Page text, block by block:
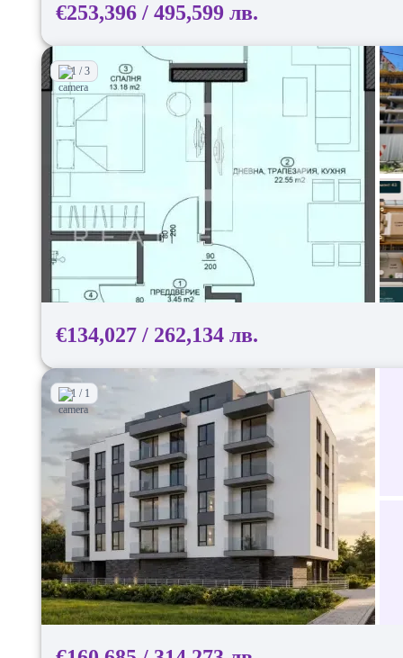
€253,396 / 495,599 лв.
1 / 3
€134,027 / 262,134 лв.
1 / 1